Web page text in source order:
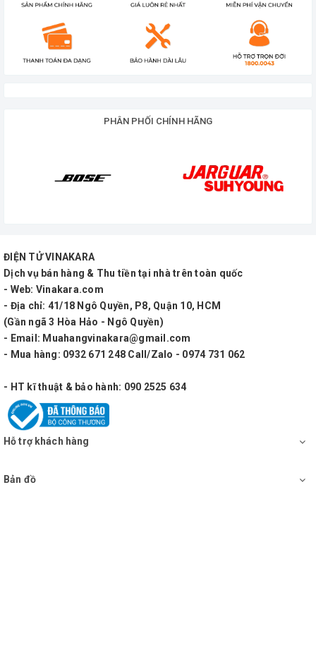
PHÂN PHỐI CHÍNH HÃNG
ĐIỆN TỬ VINAKARA
Dịch vụ bán hàng & Thu tiền tại nhà trên toàn quốc
- Web: Vinakara.com
- Địa chỉ: 41/18 Ngô Quyền, P8, Quận 10, HCM
(Gần ngã 3 Hòa Hảo - Ngô Quyền)
- Email: Muahangvinakara@gmail.com
- Mua hàng: 0932 671 248 Call/Zalo - 0974 731 062
- HT kĩ thuật & bảo hành: 090 2525 634
Hỗ trợ khách hàng
Bản đồ